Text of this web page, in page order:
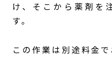
け、そこから薬剤を
す。
この作業は別途料金